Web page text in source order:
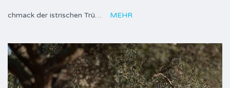
chmack der istrischen Trü… MEHR